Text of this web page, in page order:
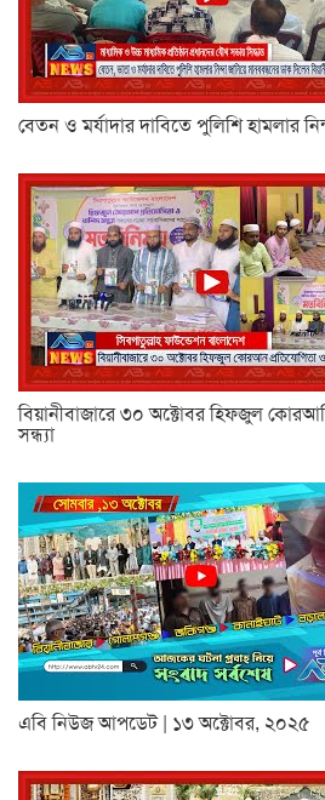
বেতন ও মর্যাদার দাবিতে পুলিশি হামলার
বিয়ানীবাজারে ৩০ অক্টোবর হিফজুল
সন্ধ্যা
এবি নিউজ আপডেট | ১৩ অক্টোবর, ২০২৫